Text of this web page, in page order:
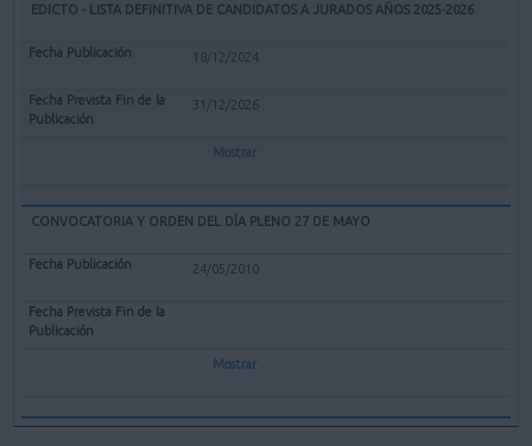
EDICTO - LISTA DEFINITIVA DE CANDIDATOS A JURADOS AÑOS 2025-2026
18/12/2024
31/12/2026
Mostrar
CONVOCATORIA Y ORDEN DEL DÍA PLENO 27 DE MAYO
24/05/2010
Mostrar